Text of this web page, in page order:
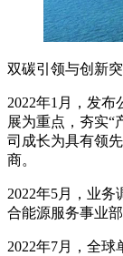
双碳引领与创新
2022年1月，发
展为重点，夯实“
司成长为具有领
商。
2022年5月，业
合能源服务事业部
2022年7月，全